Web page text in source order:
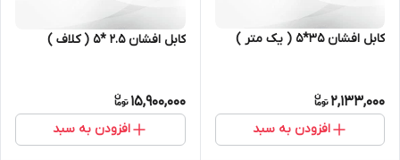
کابل افشان ۳۵*۵ ( یک متر )
2,133,000
افزودن به سبد
کابل افشان ۲.۵ *۵ ( کلاف )
15,900,000
افزودن به سبد